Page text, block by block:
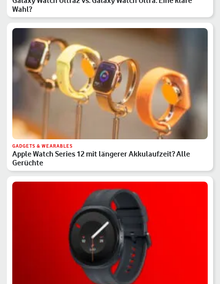
Wahl?
GADGETS & WEARABLES
Apple Watch Series 12 mit längerer Akkulaufzeit? Alle
Gerüchte